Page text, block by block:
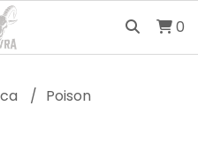
0
Poison